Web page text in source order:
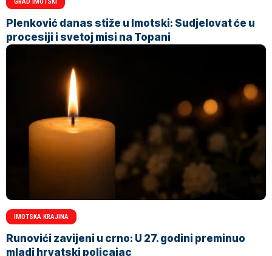
Plenković danas stiže u Imotski: Sudjelovat će u
procesiji i svetoj misi na Topani
IMOTSKA KRAJINA
Runovići zavijeni u crno: U 27. godini preminuo
mladi hrvatski policajac